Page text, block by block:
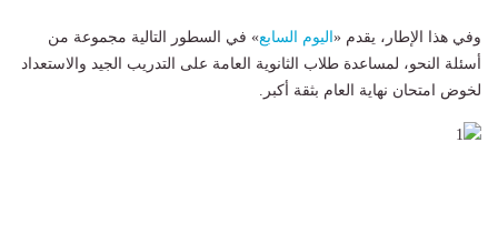
وفي هذا الإطار، يقدم «اليوم السابع» في السطور التالية مجموعة من
أسئلة النحو، لمساعدة طلاب الثانوية العامة على التدريب الجيد والاستعداد
لخوض امتحان نهاية العام بثقة أكبر.